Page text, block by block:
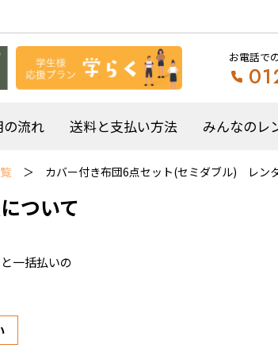
お電話で
の流れ 送料と支払い方法 みんなのレ
カバー付き布団6点セット(セミダブル) レン
ついて
一括払いの